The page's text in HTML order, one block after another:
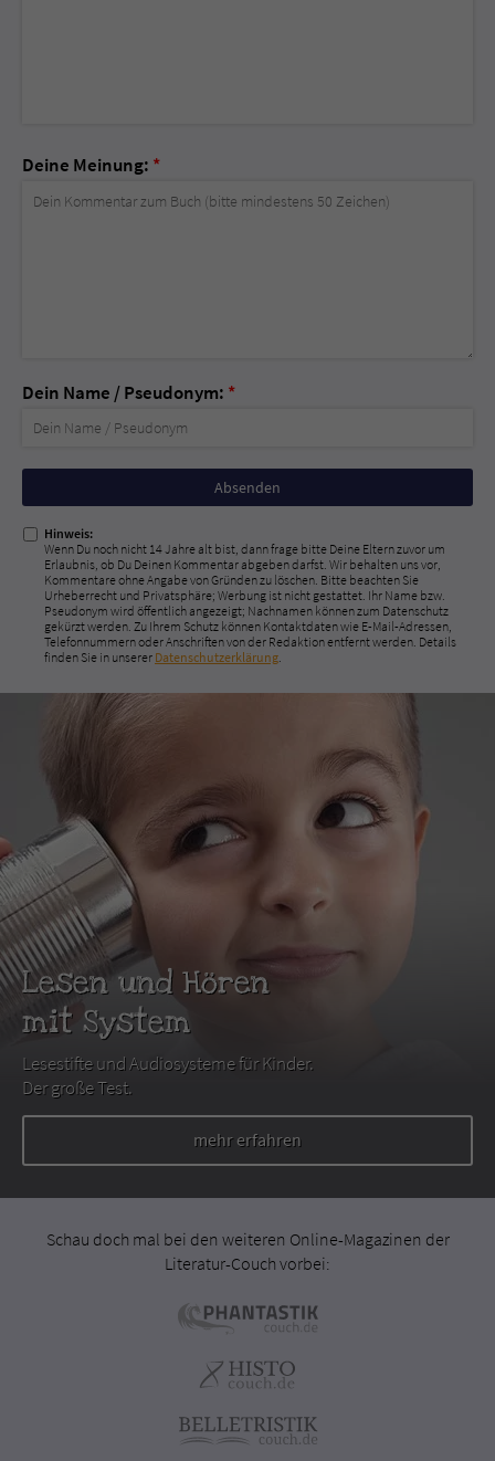
Deine Meinung: *
Dein Name / Pseudonym: *
Nicht
ausfüllen!
Hinweis:
Wenn Du noch nicht 14 Jahre alt bist, dann frage bitte Deine Eltern zuvor um
Erlaubnis, ob Du Deinen Kommentar abgeben darfst. Wir behalten uns vor,
Kommentare ohne Angabe von Gründen zu löschen. Bitte beachten Sie
Urheberrecht und Privatsphäre; Werbung ist nicht gestattet. Ihr Name bzw.
Pseudonym wird öffentlich angezeigt; Nachnamen können zum Datenschutz
gekürzt werden. Zu Ihrem Schutz können Kontaktdaten wie E-Mail-Adressen,
Telefonnummern oder Anschriften von der Redaktion entfernt werden. Details
finden Sie in unserer Datenschutzerklärung
Lesen und Hören
mit System
Lesestifte und Audiosysteme für Kinder.
Der große Test.
mehr erfahren
Schau doch mal bei den weiteren Online-Magazinen der
Literatur-Couch vorbei: